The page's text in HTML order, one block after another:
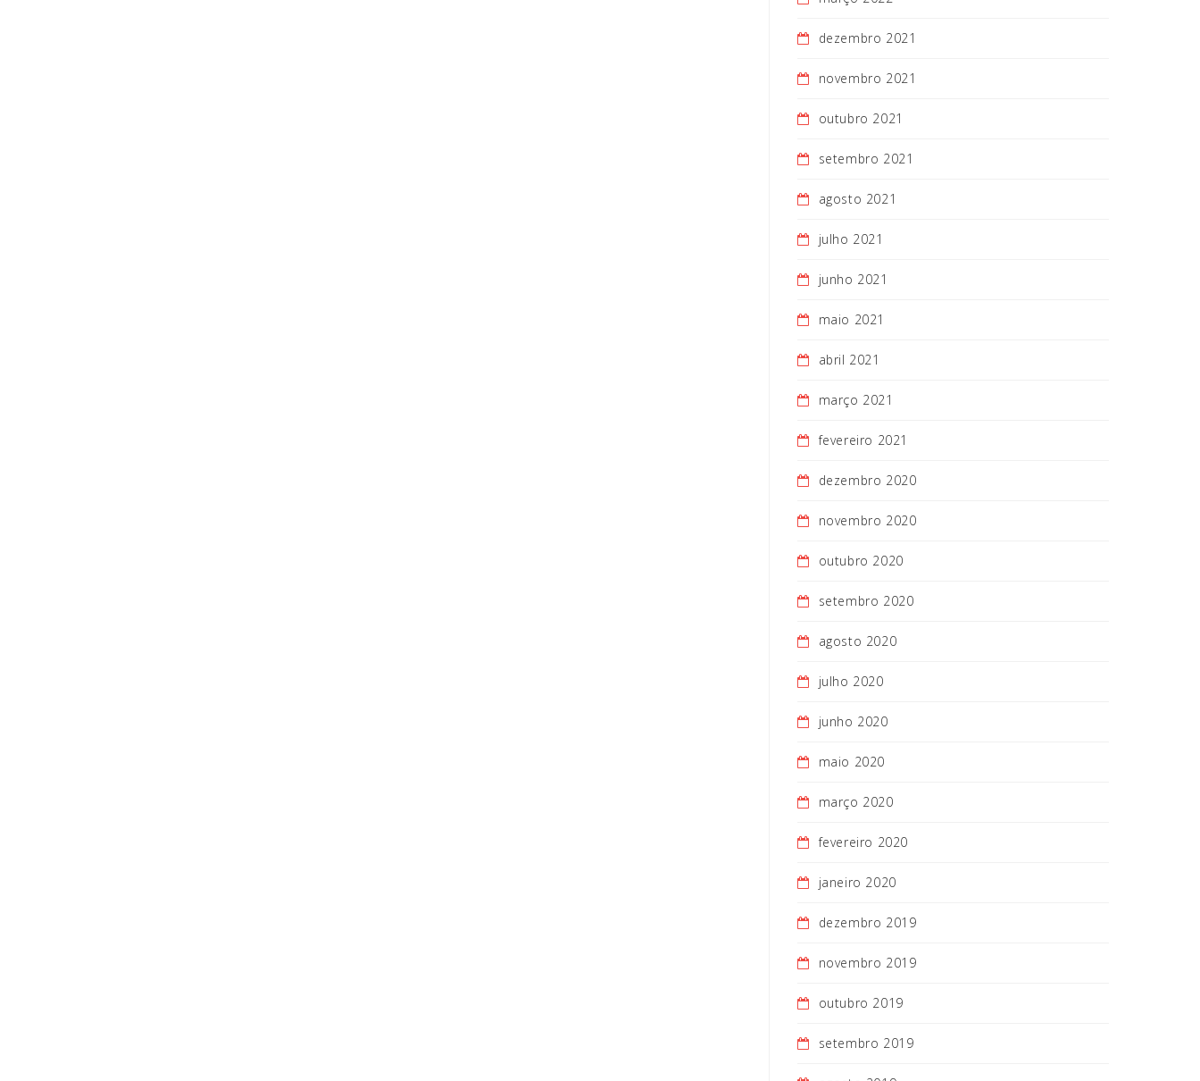
dezembro 2021
novembro 2021
outubro 2021
setembro 2021
agosto 2021
julho 2021
junho 2021
maio 2021
abril 2021
março 2021
fevereiro 2021
dezembro 2020
novembro 2020
outubro 2020
setembro 2020
agosto 2020
julho 2020
junho 2020
maio 2020
março 2020
fevereiro 2020
janeiro 2020
dezembro 2019
novembro 2019
outubro 2019
setembro 2019